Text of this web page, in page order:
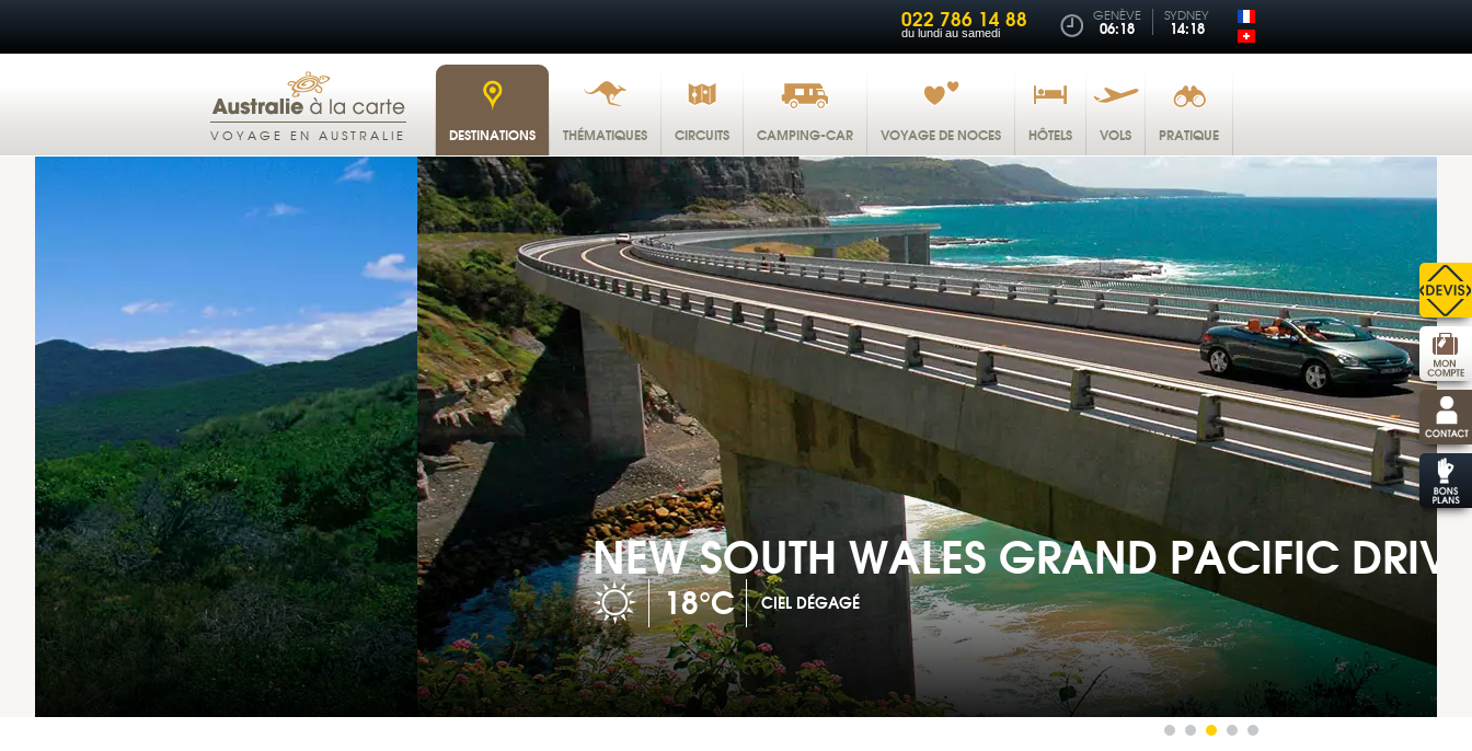
022 786 14 88
du lundi au samedi
GENÈVE
06:18
SYDNEY
14:18
VOYAGE EN AUSTRALIE DESTINATIONS THÉMATIQUES CIRCUITS CAMPING-CAR VOYAGE DE NOCES HÔTELS VOLS PRATIQUE
NEW SOUTH WALES GRAND PACIFIC DRIVE BRIDGE
18°C CIEL DÉGAGÉ